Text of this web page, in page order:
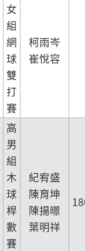
女
組
網
球
雙
打
賽
柯雨岑
崔悅容
高
男
組
木
球
桿
數
賽
紀宥盛
陳育坤
陳揚暻
葉明祥